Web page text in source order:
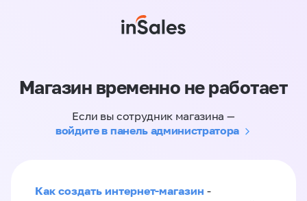
Магазин временно не работает
Если вы сотрудник магазина —
войдите в панель администратора
Как создать интернет-магазин -